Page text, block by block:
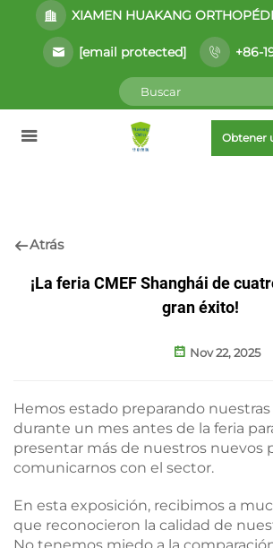
XIAMEN HUAKANG
[email protected] +86-
Obtener
Atrás
¡La feria CMEF Shanghái de
gran éxito!
Nov 22, 2025
Hemos estado preparando
durante un mes antes de la feria
presentar más de nuestros nuevos
comunicarnos con el sector.
En esta exposición, recibimos a
que reconocieron la calidad de